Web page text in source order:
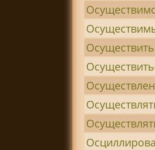
Осуществить